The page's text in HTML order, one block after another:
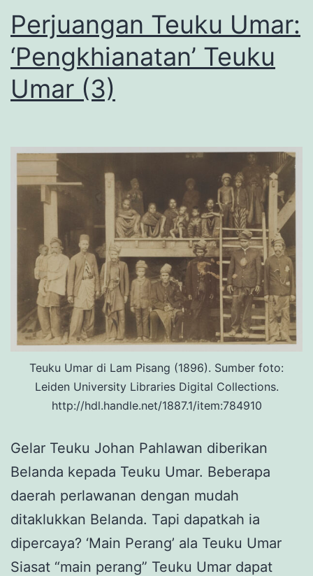
Perjuangan Teuku Umar:
‘Pengkhianatan’ Teuku
Umar (3)
Teuku Umar di Lam Pisang (1896). Sumber foto:
Leiden University Libraries Digital Collections.
http://hdl.handle.net/1887.1/item:784910
Gelar Teuku Johan Pahlawan diberikan
Belanda kepada Teuku Umar. Beberapa
daerah perlawanan dengan mudah
ditaklukkan Belanda. Tapi dapatkah ia
dipercaya? ‘Main Perang’ ala Teuku Umar
Siasat “main perang” Teuku Umar dapat